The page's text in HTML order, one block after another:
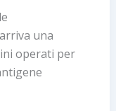
una
operati per